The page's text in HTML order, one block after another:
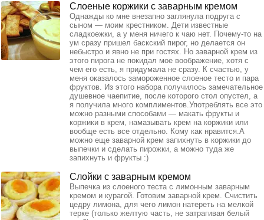
Слоеные коржики с заварным кремом
Однажды ко мне внезапно заглянула подруга с
сыном — моим крестником. Дети известные
сладкоежки, а у меня ничего к чаю нет. Почему-то на
ум сразу пришел баскский пирог, но делается он
небыстро и явно не при гостях. Но заварной крем из
этого пирога не покидал мое воображение, хотя с
чем его есть, я придумала не сразу. К счастью, у
меня оказалось замороженное слоеное тесто и пара
фруктов. Из этого набора получилось замечательное
душевное чаепитие, после которого стол опустел, а
я получила много комплиментов.Употреблять все это
можно разными способами — макать фрукты и
коржики в крем, намазывать крем на коржики или
вообще есть все отдельно. Кому как нравится.А
можно еще заварной крем запихнуть в коржики до
выпечки и сделать пирожки, а можно туда же
запихнуть и фрукты :)
Слойки с заварным кремом
Выпечка из слоеного теста с лимонным заварным
кремом и курагой. Готовим заварной крем. Счистить
цедру лимона, для чего лимон натереть на мелкой
терке (только желтую часть, не затрагивая белый